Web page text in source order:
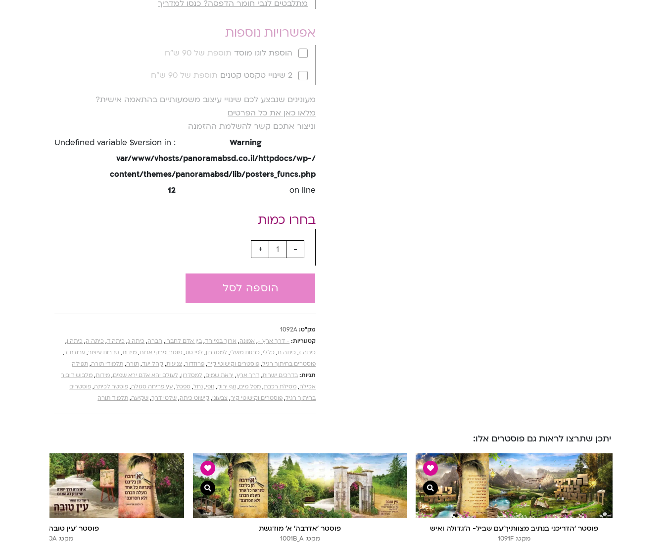
מתלבטים לגבי חומר הדפסה? כנסו למדריך
אפשרויות נוספות
הוספת לוגו מוסד תוספת של 90 ש"ח
2 שינויי טקסט קטנים תוספת של 90 ש"ח
מעונינים שנבצע לכם שינויי עיצוב משמעותיים בהתאמה אישית?
מלאו כאן את כל הפרטים
וניצור אתכם קשר להשלמת ההזמנה
Warning
: Undefined variable $version in
/var/www/vhosts/panoramabsd.co.il/httpdocs/wp-
content/themes/panoramabsd/lib/posters_funcs.php
on line
12
-
+
הוספה לסל
מק"ט: 1092A
קטגוריות: - דרך ארץ -, אמונה, ארוך במיוחד, בין אדם לחברו, חברה, כיתה ג, כיתה ד, כיתה ה, כיתה ו,
כיתה ז, כיתה ח, כללי, כרזות משלי, למסדרון, לפי סוג, מוסר ופרקי אבות, מידות, סדרות עיצוב, עבודת ד,
פוסטרים בחיתוך רגיל, פוסטרים וקישוטי קיר, פרוזדור, צניעות, קהל יעד, תורה, תלמודי תורה, תפילה
תגיות: בדרכים ישרות, דרך ארץ, יראת שמים, למסדרון, לעולם יהא אדם ירא שמים, מידות, מלבוש דיבור
אכילה, מסילת רכבת, מפל מים, נוף ירוק, נופי, נחל, ספסל, עץ פריחה סגולה, פוסטר לכיתה, פוסטרים
בחיתוך רגיל, פוסטרים וקישוטי קיר, צבעוני, קישוט כיתה, שלטי דרך, שקיעה, תלמוד תורה
יתכן שתרצו לראות גם פוסטרים אלו:
פוסטר ‘הדריכני בנתיב מצוותיך’עם שביל- ה’גדולה ואיש
מקט: 1091F
צפייה מהירה
פוסטר ‘אדרבה’ א’ מודגשת
מקט: 1001B_A
צפייה מהירה
פוסטר ‘עין טובה’ א’ מודגשת
מקט: 1000A